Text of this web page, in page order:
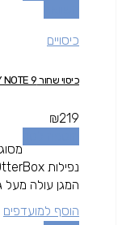
כיסויים
כיסוי שחור OtterBox Symmetry – GALAXY NOTE 9
₪219
המגן עולה מעל
הוסף למועדפים